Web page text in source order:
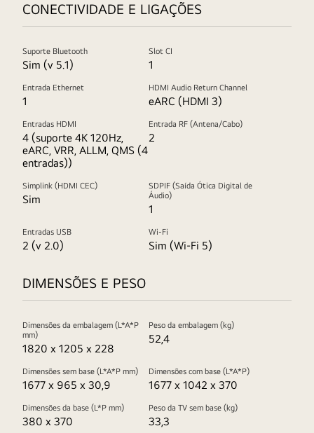
CONECTIVIDADE E LIGAÇÕES
Suporte Bluetooth
Sim (v 5.1)
Slot CI
1
Entrada Ethernet
1
HDMI Audio Return Channel
eARC (HDMI 3)
Entradas HDMI
4 (suporte 4K 120Hz,
eARC, VRR, ALLM, QMS (4
entradas))
Entrada RF (Antena/Cabo)
2
Simplink (HDMI CEC)
Sim
SDPIF (Saída Ótica Digital de
Áudio)
1
Entradas USB
2 (v 2.0)
Wi-Fi
Sim (Wi-Fi 5)
DIMENSÕES E PESO
Dimensões da embalagem (L*A*P
mm)
1820 x 1205 x 228
Peso da embalagem (kg)
52,4
Dimensões sem base (L*A*P mm)
1677 x 965 x 30,9
Dimensões com base (L*A*P)
1677 x 1042 x 370
Dimensões da base (L*P mm)
380 x 370
Peso da TV sem base (kg)
33,3